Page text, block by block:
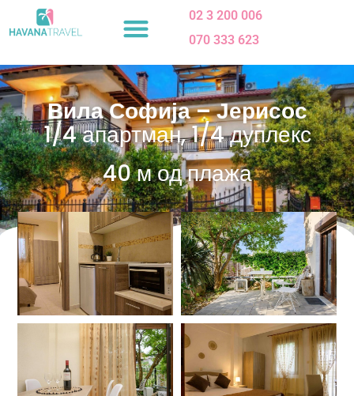
to
02 3 200 006
070 333 623
Вила Софија – Јерисос
1/4 апартман, 1/4 дуплекс
40 м од плажа